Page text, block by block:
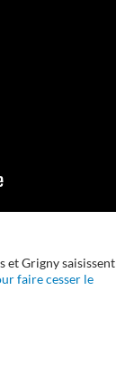
et Grigny saisissent
faire cesser le